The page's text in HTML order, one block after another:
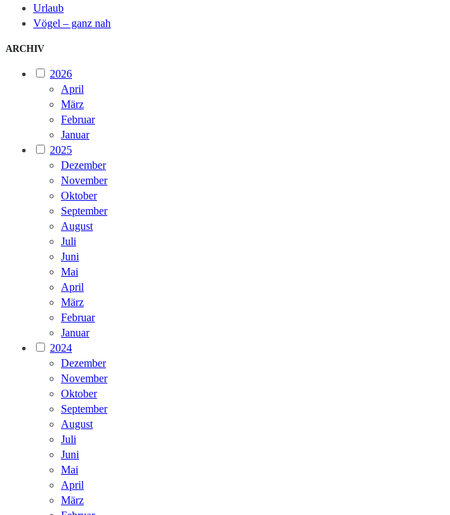
Urlaub
Vögel – ganz nah
ARCHIV
2026
April
März
Februar
Januar
2025
Dezember
November
Oktober
September
August
Juli
Juni
Mai
April
März
Februar
Januar
2024
Dezember
November
Oktober
September
August
Juli
Juni
Mai
April
März